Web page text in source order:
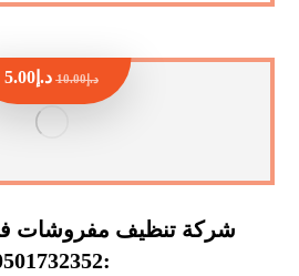
شركة تنظيف مفروشات
:0501732352
د.إ10.00 د.إ5.00